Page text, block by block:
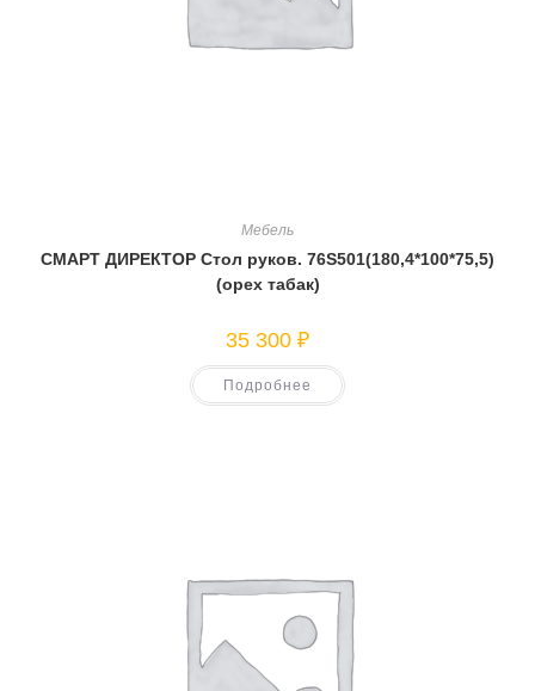
Мебель
СМАРТ ДИРЕКТОР Стол руков. 76S501(180,4*100*75,5)
(орех табак)
35 300 ₽
Подробнее